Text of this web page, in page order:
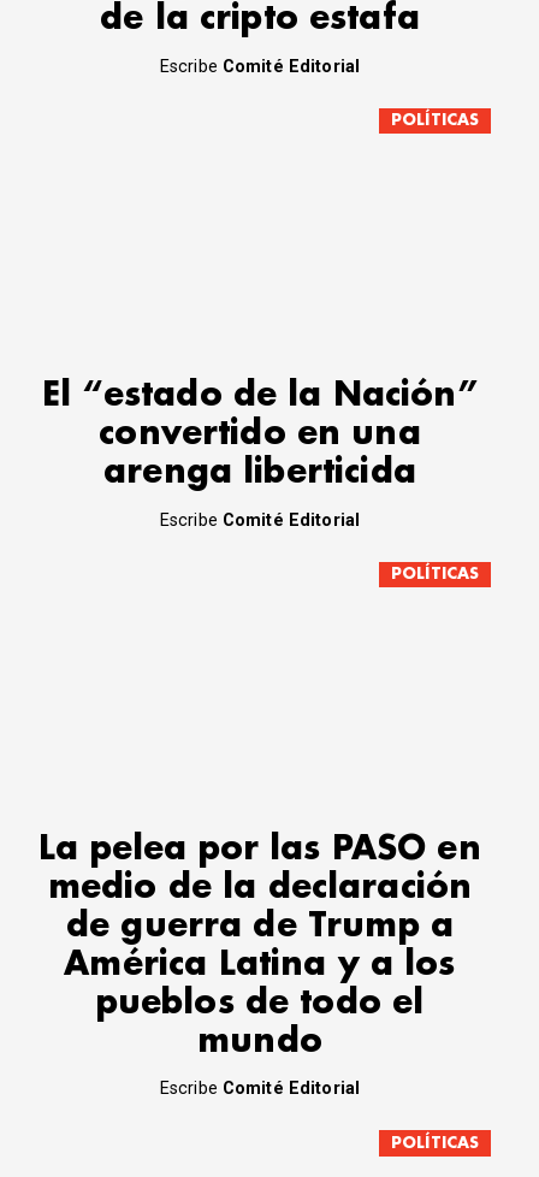
de la cripto estafa
Escribe Comité Editorial
POLÍTICAS
El “estado de la Nación”
convertido en una
arenga liberticida
Escribe Comité Editorial
POLÍTICAS
La pelea por las PASO en
medio de la declaración
de guerra de Trump a
América Latina y a los
pueblos de todo el
mundo
Escribe Comité Editorial
POLÍTICAS